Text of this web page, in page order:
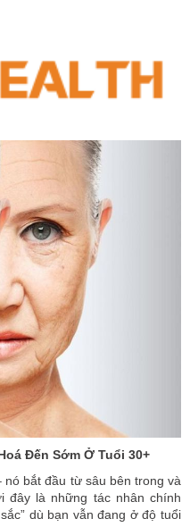
Đến Sớm Ở Tuổi 30+
nó bắt đầu từ sâu bên trong và
đây là những tác nhân chính
dù bạn vẫn đang ở độ tuổi